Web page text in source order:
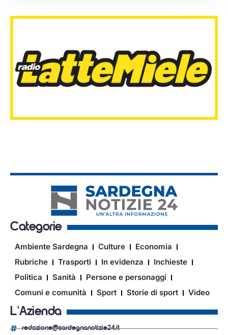
Categorie
Ambiente Sardegna Culture
Economia
Rubriche
Trasporti In evidenza
Inchieste
Politica
Sanità
Persone e personaggi
Comuni e comunità
Sport Storie di sport Video
L'Azienda
redazione@sardegnanotizie24.it